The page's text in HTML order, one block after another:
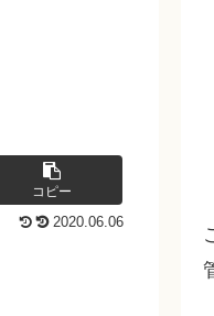
コピー
2020.06.06